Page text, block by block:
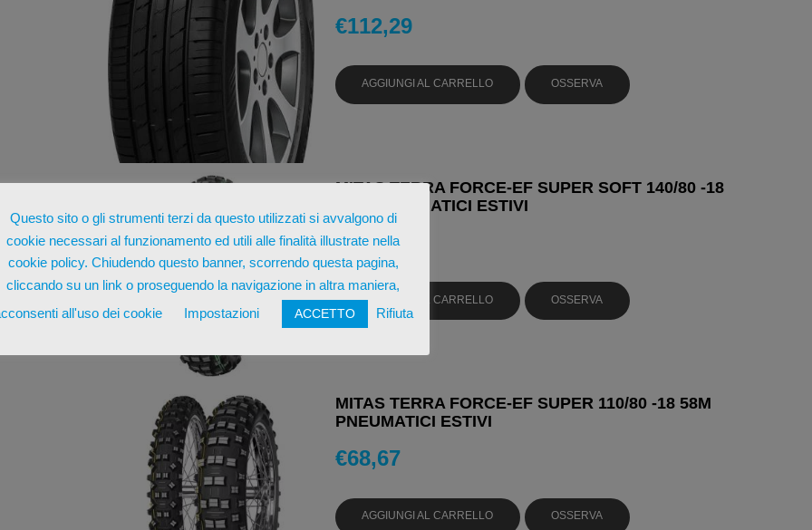
€112,29
AGGIUNGI AL CARRELLO OSSERVA
MITAS TERRA FORCE-EF SUPER SOFT 140/80 -18
70M PNEUMATICI ESTIVI
€103,06
AGGIUNGI AL CARRELLO OSSERVA
MITAS TERRA FORCE-EF SUPER 110/80 -18 58M
PNEUMATICI ESTIVI
€68,67
AGGIUNGI AL CARRELLO OSSERVA
Questo sito o gli strumenti terzi da questo utilizzati si avvalgono di
cookie necessari al funzionamento ed utili alle finalità illustrate nella
cookie policy. Chiudendo questo banner, scorrendo questa pagina,
cliccando su un link o proseguendo la navigazione in altra maniera,
all'uso dei cookie
Impostazioni ACCETTO Rifiuta